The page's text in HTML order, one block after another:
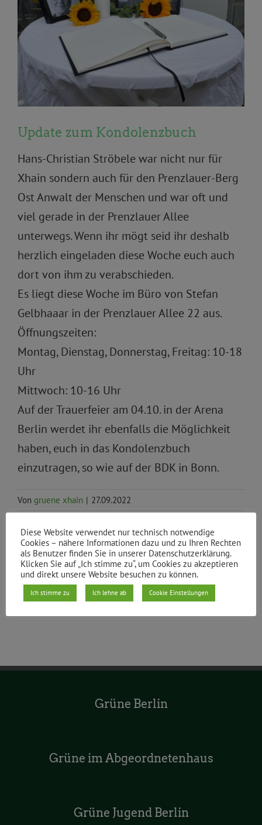
Update zum Kondolenzbuch
Hans-Christian Ströbele war nicht nur für
Xhain sondern auch für den Prenzlauer-Berg
Ost Anwalt der Menschen und war oft und
viel gerade in der Prenzlauer Allee
unterwegs. Wenn ihr mögt seid ihr deshalb
herzlich eingeladen diese Woche euch auch
dort von ihm zu verabschieden.
Es liegt diese Woche im Büro von Stefan
Gelbhaaar in der Prenzlauer Allee 22 aus.
Öffnungszeiten:
Montag, Dienstag, Donnerstag, Freitag: 10-18
Uhr
Mittwoch: 10-16 Uhr
Auf der Trauerfeier am 04.10. in der Arena
Berlin werdet ihr ebenfalls die Möglichkeit
haben, euch in das Kondolenzbuch
einzutragen, so wie auf der BDK in Bonn.
Von gruene xhain | 27.09.2022
Teile den Beitrag
Facebook
X RedditLinkedInWhatsApp
TumblrPinterest
Vk
Grüne Berlin
Grüne im Abgeordnetenhaus
Grüne Jugend Berlin
Diese Website verwendet nur technisch notwendige
Cookies – nähere Informationen dazu und zu Ihren Rechten
als Benutzer finden Sie in unserer Datenschutzerklärung.
Klicken Sie auf „Ich stimme zu“, um Cookies zu akzeptieren
und direkt unsere Website besuchen zu können.
Ich stimme zu Ich lehne ab Cookie Einstellungen